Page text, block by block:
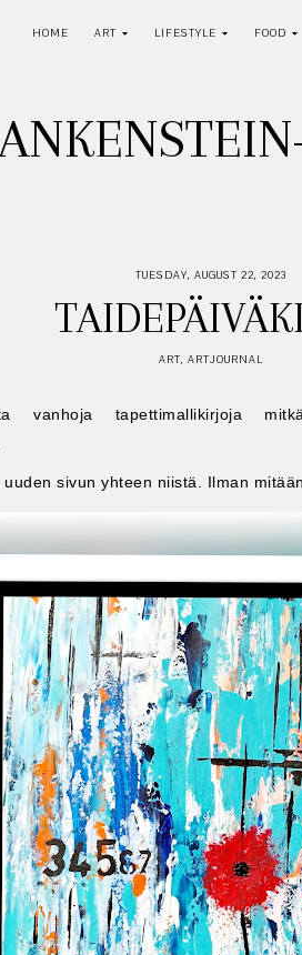
HOME ART LIFESTYLE FOOD
TUESDAY, AUGUST 22, 2023
ART, ARTJOURNAL
vanhoja tapettimallikirjoja
sivun yhteen niistä. Ilman